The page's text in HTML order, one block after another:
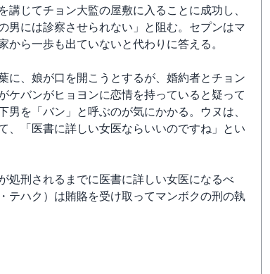
じてチョン大監の屋敷に入ることに成功し、
男には診察させられない」と阻む。セプンはマ
ら一歩も出ていないと代わりに答える。
に、娘が口を開こうとするが、婚約者とチョン
ケバンがヒョヨンに恋情を持っていると疑って
を「バン」と呼ぶのが気にかかる。ウヌは、
、「医書に詳しい女医ならいいのですね」とい
処刑されるまでに医書に詳しい女医になるべ
テハク）は賄賂を受け取ってマンボクの刑の執